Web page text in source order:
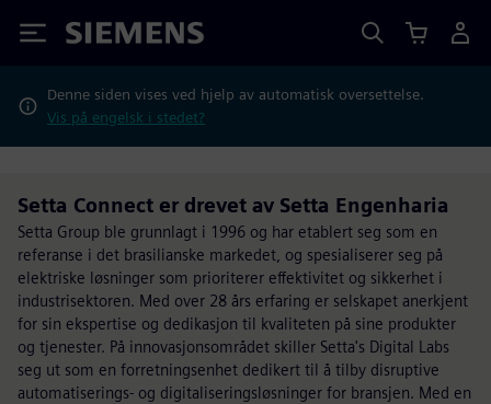
Siemens
Denne siden vises ved hjelp av automatisk oversettelse.
Vis på engelsk i stedet?
Setta Connect er drevet av Setta Engenharia
Setta Group ble grunnlagt i 1996 og har etablert seg som en
referanse i det brasilianske markedet, og spesialiserer seg på
elektriske løsninger som prioriterer effektivitet og sikkerhet i
industrisektoren. Med over 28 års erfaring er selskapet anerkjent
for sin ekspertise og dedikasjon til kvaliteten på sine produkter
og tjenester. På innovasjonsområdet skiller Setta's Digital Labs
seg ut som en forretningsenhet dedikert til å tilby disruptive
automatiserings- og digitaliseringsløsninger for bransjen. Med en